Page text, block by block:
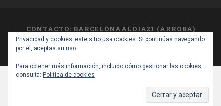
CONTACTO: BARCELONAALDIA21 (ARROBA)
GMAIL.COM
Privacidad y cookies: este sitio usa cookies. Si continúas navegando
por él, aceptas su uso.
Para obtener más información, incluido cómo gestionar las cookies,
consulta: Política de cookies